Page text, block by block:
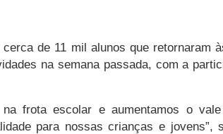
de 11 mil alunos que retornaram
na semana passada, com a
frota escolar e aumentamos o
para nossas crianças e jovens”,